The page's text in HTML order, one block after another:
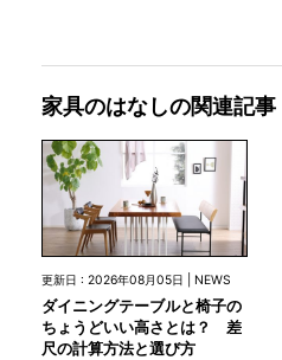
家具のはなしの関連記事
更新日 : 2026年08月05日 | NEWS
ダイニングテーブルと椅子の
ちょうどいい高さとは？ 差
尺の計算方法と選び方